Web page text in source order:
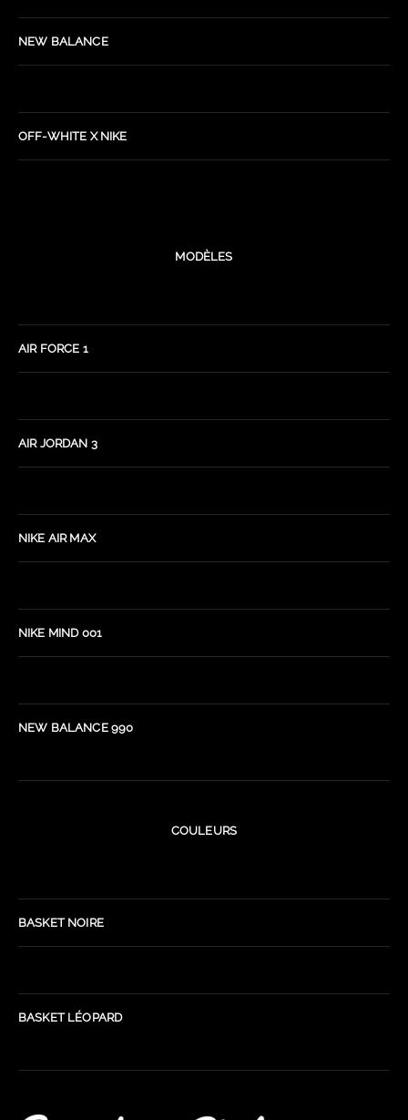
NEW BALANCE
OFF-WHITE X NIKE
MODÈLES
AIR FORCE 1
AIR JORDAN 3
NIKE AIR MAX
NIKE MIND 001
NEW BALANCE 990
COULEURS
BASKET NOIRE
BASKET LÉOPARD